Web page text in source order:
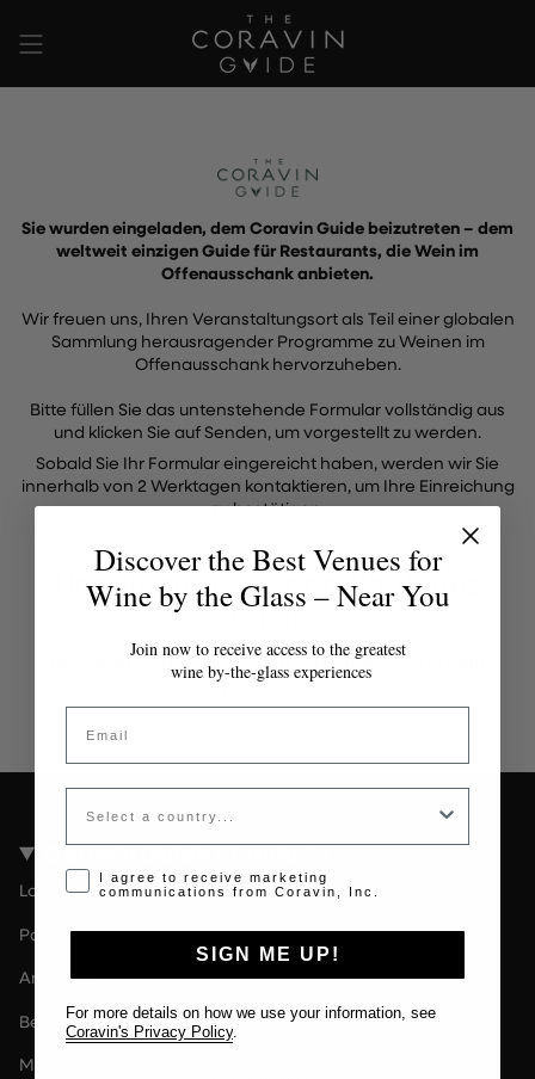
Inhalt
springen
Sie wurden eingeladen, dem Coravin Guide beizutreten – dem
weltweit einzigen Guide für Restaurants, die Wein im
Offenausschank anbieten.
Wir freuen uns, Ihren Veranstaltungsort als Teil einer globalen
Sammlung herausragender Programme zu Weinen im
Offenausschank hervorzuheben.
Bitte füllen Sie das untenstehende Formular vollständig aus
und klicken Sie auf Senden, um vorgestellt zu werden.
Sobald Sie Ihr Formular eingereicht haben, werden wir Sie
innerhalb von 2 Werktagen kontaktieren, um Ihre Einreichung
zu bestätigen.
Ungültiges oder abgelaufenes
Token
Bitte kontaktieren Sie den Administrator für ein
gültiges Token.
Coravin Guide Standorte
London
Paris
Amsterdam
Berlin
Milan
Discover the Best Venues for
Wine by the Glass – Near You
Join now to receive access to the greatest
wine by-the-glass experiences
Email
Country
Opt-in disclaimer
I agree to receive marketing
communications from Coravin, Inc.
SIGN ME UP!
For more details on how we use your information, see
Coravin's Privacy Policy.